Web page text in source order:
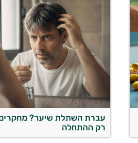
עברת השתלת שיער?
רק ההתחלה